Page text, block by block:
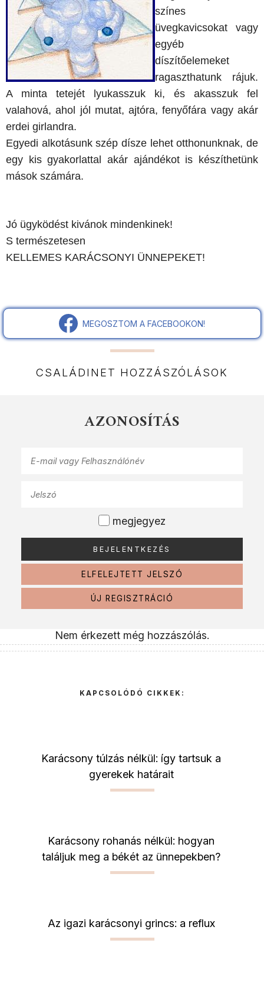
színes
üvegkavicsokat vagy
egyéb
díszítőelemeket
ragaszthatunk rájuk.
A minta tetejét lyukasszuk ki, és akasszuk fel
valahová, ahol jól mutat, ajtóra, fenyőfára vagy akár
erdei girlandra.
Egyedi alkotásunk szép dísze lehet otthonunknak, de
egy kis gyakorlattal akár ajándékot is készíthetünk
mások számára.
Jó ügyködést kivánok mindenkinek!
S természetesen
KELLEMES KARÁCSONYI ÜNNEPEKET!
MEGOSZTOM A FACEBOOKON!
CSALÁDINET HOZZÁSZÓLÁSOK
AZONOSÍTÁS
megjegyez
ELFELEJTETT JELSZÓ
ÚJ REGISZTRÁCIÓ
Nem érkezett még hozzászólás.
KAPCSOLÓDÓ CIKKEK:
Karácsony túlzás nélkül: így tartsuk a
gyerekek határait
Karácsony rohanás nélkül: hogyan
találjuk meg a békét az ünnepekben?
Az igazi karácsonyi grincs: a reflux